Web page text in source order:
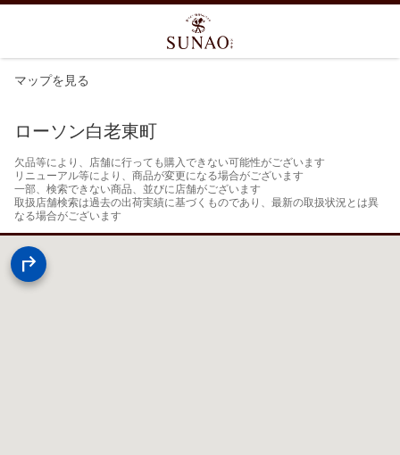
マップを見る
ローソン白老東町
欠品等により、店舗に行っても購入できない可能性がございます
リニューアル等により、商品が変更になる場合がございます
一部、検索できない商品、並びに店舗がございます
取扱店舗検索は過去の出荷実績に基づくものであり、最新の取扱状況とは異
なる場合がございます